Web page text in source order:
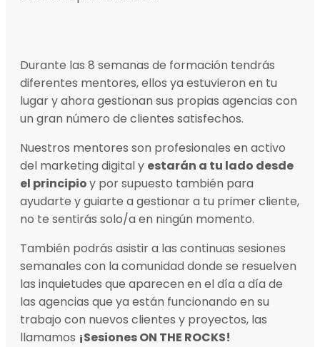
Durante las 8 semanas de formación tendrás
diferentes mentores, ellos ya estuvieron en tu
lugar y ahora gestionan sus propias agencias con
un gran número de clientes satisfechos.
Nuestros mentores son profesionales en activo
del marketing digital y estarán a tu lado desde
el principioy por supuesto también para
ayudarte y guiarte a gestionar a tu primer cliente,
no te sentirás solo/a en ningún momento.
También podrás asistir a las continuas sesiones
semanales con la comunidad donde se resuelven
las inquietudes que aparecen en el día a día de
las agencias que ya están funcionando en su
trabajo con nuevos clientes y proyectos, las
llamamos ¡Sesiones ON THE ROCKS!